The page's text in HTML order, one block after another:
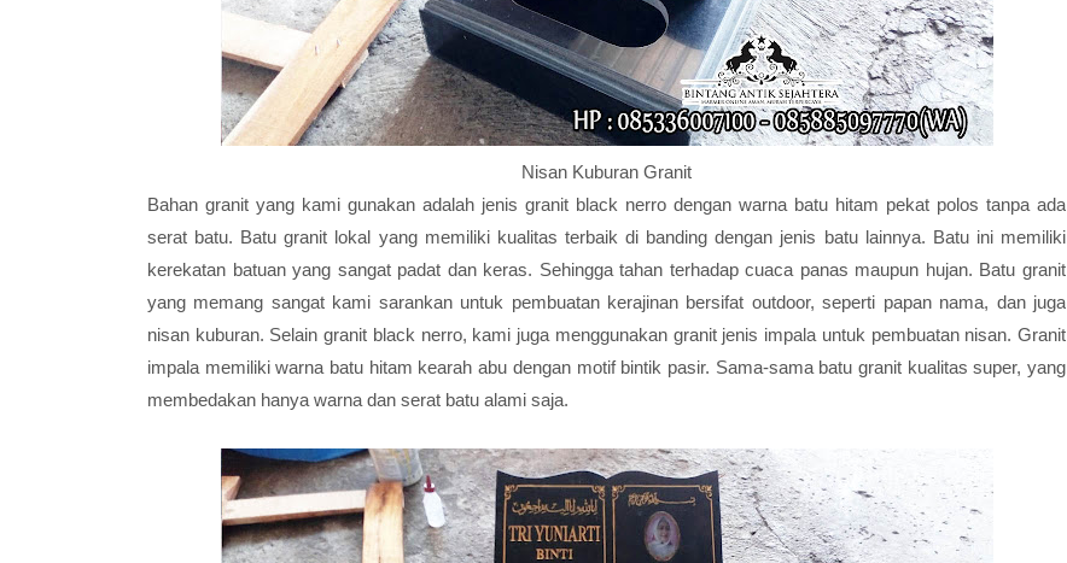
Nisan Kuburan Granit
Bahan granit yang kami gunakan adalah jenis granit black nerro dengan warna batu hitam pekat polos tanpa ada
serat batu. Batu granit lokal yang memiliki kualitas terbaik di banding dengan jenis batu lainnya. Batu ini memiliki
kerekatan batuan yang sangat padat dan keras. Sehingga tahan terhadap cuaca panas maupun hujan. Batu granit
yang memang sangat kami sarankan untuk pembuatan kerajinan bersifat outdoor, seperti papan nama, dan juga
nisan kuburan. Selain granit black nerro, kami juga menggunakan granit jenis impala untuk pembuatan nisan. Granit
impala memiliki warna batu hitam kearah abu dengan motif bintik pasir. Sama-sama batu granit kualitas super, yang
membedakan hanya warna dan serat batu alami saja.